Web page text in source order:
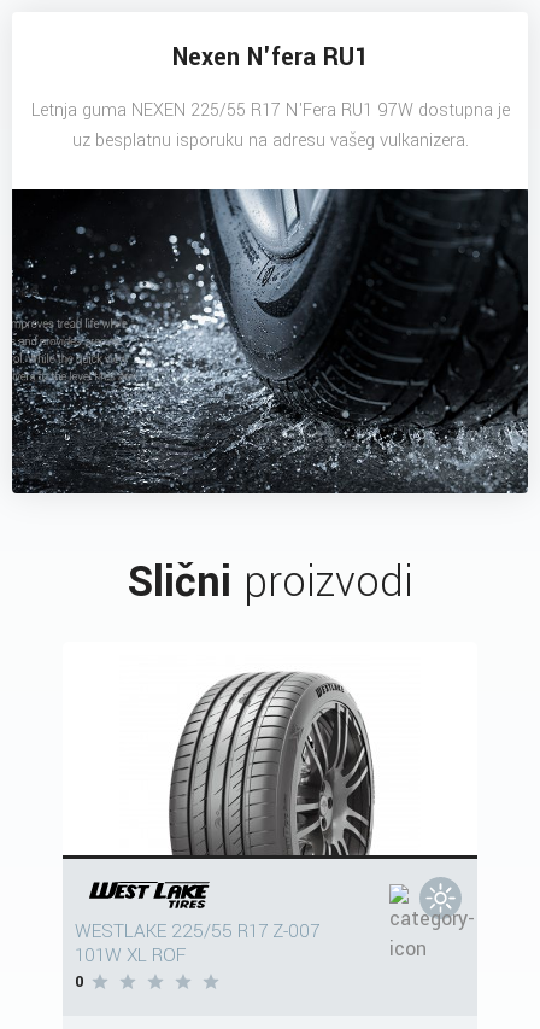
Nexen N'fera RU1
Letnja guma NEXEN 225/55 R17 N'Fera RU1 97W dostupna je
uz besplatnu isporuku na adresu vašeg vulkanizera.
Slični proizvodi
WESTLAKE 225/55 R17 Z-007
101W XL ROF
0